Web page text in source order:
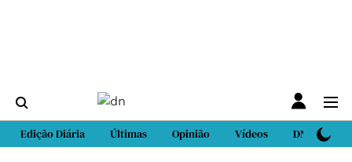
Edição Diária Últimas Opinião Vídeos DN Sport